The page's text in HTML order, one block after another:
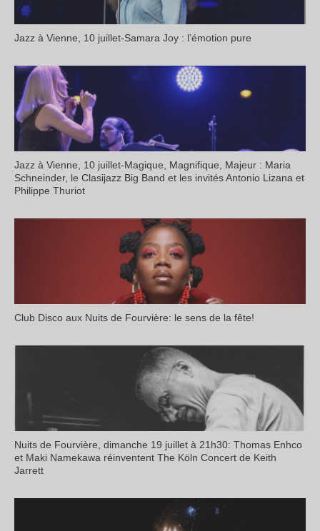
Jazz à Vienne, 10 juillet-Samara Joy : l’émotion pure
Jazz à Vienne, 10 juillet-Magique, Magnifique, Majeur : Maria
Schneinder, le Clasijazz Big Band et les invités Antonio Lizana et
Philippe Thuriot
Club Disco aux Nuits de Fourvière: le sens de la fête!
Nuits de Fourvière, dimanche 19 juillet à 21h30: Thomas Enhco
et Maki Namekawa réinventent The Köln Concert de Keith
Jarrett